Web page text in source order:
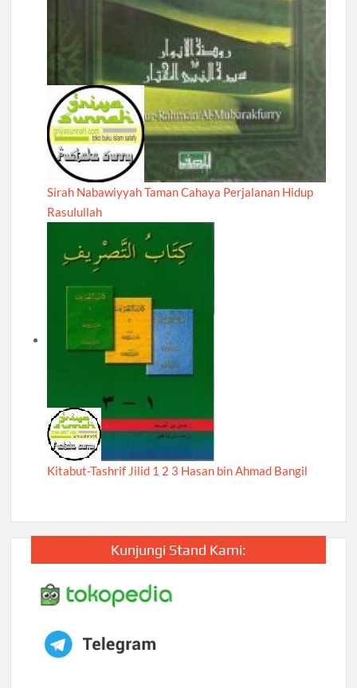
Sirah Nabawiyyah Taman Cahaya Perjalanan Hidup
Rasulullah
Kitabut-Tashrif Jilid 1 2 3 Hasan bin Ahmad Bangil
Kunjungi Stand Kami: